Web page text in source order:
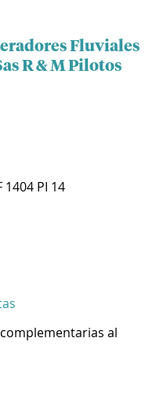
Fluviales
R & M Pilotos
1404 PI 14
al